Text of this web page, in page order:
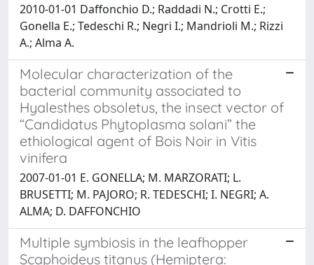
2010-01-01 Daffonchio D.; Raddadi N.; Crotti E.;
Gonella E.; Tedeschi R.; Negri I.; Mandrioli M.; Rizzi
A.; Alma A.
Molecular characterization of the
bacterial community associated to
Hyalesthes obsoletus, the insect vector of
“Candidatus Phytoplasma solani” the
ethiological agent of Bois Noir in Vitis
vinifera
2007-01-01 E. GONELLA; M. MARZORATI; L.
BRUSETTI; M. PAJORO; R. TEDESCHI; I. NEGRI; A.
ALMA; D. DAFFONCHIO
Multiple symbiosis in the leafhopper
Scaphoideus titanus (Hemiptera: